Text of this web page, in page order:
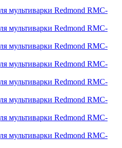
мультиварки Redmond RMC-
мультиварки Redmond RMC-
мультиварки Redmond RMC-
мультиварки Redmond RMC-
мультиварки Redmond RMC-
мультиварки Redmond RMC-
мультиварки Redmond RMC-
мультиварки Redmond RMC-